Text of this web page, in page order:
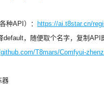
种API）：
https://ai.t8star.cn/
default，随便取个名字，复制
T8mars/Comfyui-
器